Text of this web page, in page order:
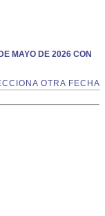
MAYO DE 2026 CON
OTRA FECHA